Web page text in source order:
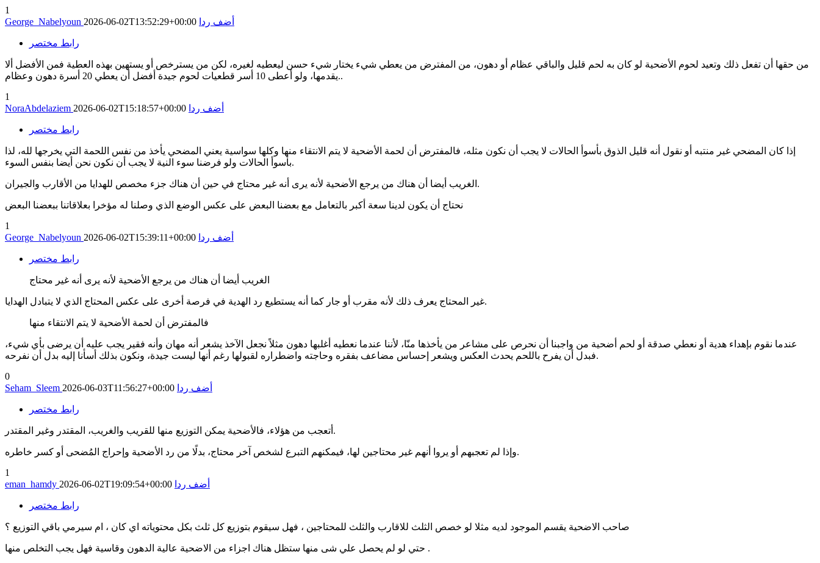
1
George_Nabelyoun 2026-06-02T13:52:29+00:00 أضف ردا
رابط مختصر
من حقها أن تفعل ذلك وتعيد لحوم الأضحية لو كان به لحم قليل والباقي عظام أو دهون، من المفترض من يعطي شيء يختار شيء حسن ليعطيه لغيره، لكن من يسترخص أو يستهين بهذه العطية فمن الأفضل ألا
يقدمها، ولو أعطى 10 أسر قطعيات لحوم جيدة أفضل أن يعطي 20 أسرة دهون وعظام..
1
NoraAbdelaziem 2026-06-02T15:18:57+00:00 أضف ردا
رابط مختصر
إذا كان المضحي غير منتبه أو نقول أنه قليل الذوق بأسوأ الحالات لا يجب أن نكون مثله، فالمفترض أن لحمة الأضحية لا يتم الانتقاء منها وكلها سواسية يعني المضحي يأخذ من نفس اللحمة التي يخرجها لله، لذا
بأسوأ الحالات ولو فرضنا سوء النية لا يجب أن نكون نحن أيضا بنفس السوء.
الغريب أيضا أن هناك من يرجع الأضحية لأنه يرى أنه غير محتاج في حين أن هناك جزء مخصص للهدايا من الأقارب والجيران.
نحتاج أن يكون لدينا سعة أكبر بالتعامل مع بعضنا البعض على عكس الوضع الذي وصلنا له مؤخرا بعلاقاتنا ببعضنا البعض
1
George_Nabelyoun 2026-06-02T15:39:11+00:00 أضف ردا
رابط مختصر
الغريب أيضا أن هناك من يرجع الأضحية لأنه يرى أنه غير محتاج
غير المحتاج يعرف ذلك لأنه مقرب أو جار كما أنه يستطيع رد الهدية في فرصة أخرى على عكس المحتاج الذي لا يتبادل الهدايا.
عندما نقوم بإهداء هدية أو نعطي صدقة أو لحم أضحية من واجبنا أن نحرص على مشاعر من يأخذها منّا، لأننا عندما نعطيه أغلبها دهون مثلاً نجعل الآخذ يشعر أنه مهان وأنه فقير يجب عليه أن يرضى بأي شيء،
فبدل أن يفرح باللحم يحدث العكس ويشعر إحساس مضاعف بفقره وحاجته واضطراره لقبولها رغم أنها ليست جيدة، ونكون بذلك أسأنا إليه بدل أن نفرحه.
0
Seham_Sleem 2026-06-03T11:56:27+00:00 أضف ردا
رابط مختصر
أتعجب من هؤلاء، فالأضحية يمكن التوزيع منها للقريب والغريب، المقتدر وغير المقتدر.
وإذا لم تعجبهم أو يروا أنهم غير محتاجين لها، فيمكنهم التبرع لشخص آخر محتاج، بدلًا من رد الأضحية وإحراج المُضحى أو كسر خاطره.
1
eman_hamdy 2026-06-02T19:09:54+00:00 أضف ردا
رابط مختصر
صاحب الاضحية يقسم الموجود لديه مثلا لو خصص الثلث للاقارب والثلث للمحتاجين ، فهل سيقوم بتوزيع كل ثلث بكل محتوياته اي كان ، ام سيرمي باقي التوزيع ؟
حتي لو لم يحصل علي شى منها ستظل هناك اجزاء من الاضحية عالية الدهون وقاسية فهل يجب التخلص منها .